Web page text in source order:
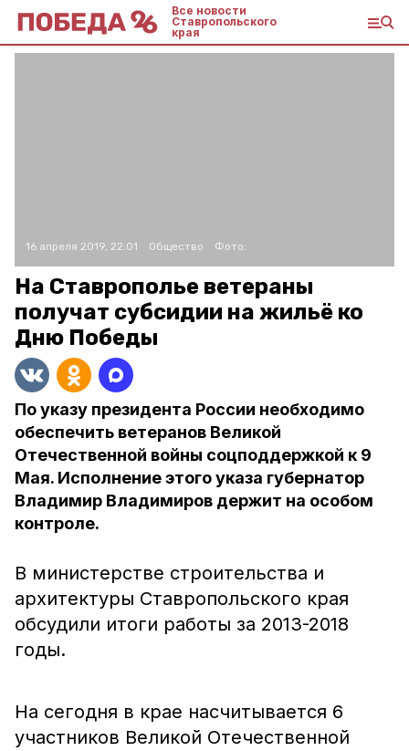
Все новости
Ставропольского
края
16 апреля 2019, 22:01 Общество Фото:
На Ставрополье ветераны
получат субсидии на жильё ко
Дню Победы
По указу президента России необходимо
обеспечить ветеранов Великой
Отечественной войны соцподдержкой к 9
Мая. Исполнение этого указа губернатор
Владимир Владимиров держит на особом
контроле.
В министерстве строительства и
архитектуры Ставропольского края
обсудили итоги работы за 2013-2018
годы.
На сегодня в крае насчитывается 6
участников Великой Отечественной